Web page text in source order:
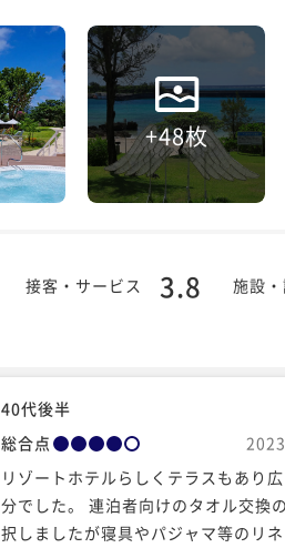
+48枚
接客・サービス 3.8 施設
40代後半
総合点
リゾートホテルらしくテラスもあり
分でした。 連泊者向けのタオル交換
択しましたが寝具やパジャマ等のリ